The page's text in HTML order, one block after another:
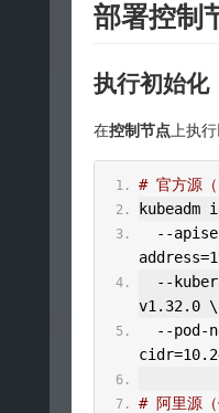
部署控制
执行初始化
在控制节点上执
# 官方源（
--
address=
--
v1 . 32.0 \
--pod -
cidr=
# 阿里源